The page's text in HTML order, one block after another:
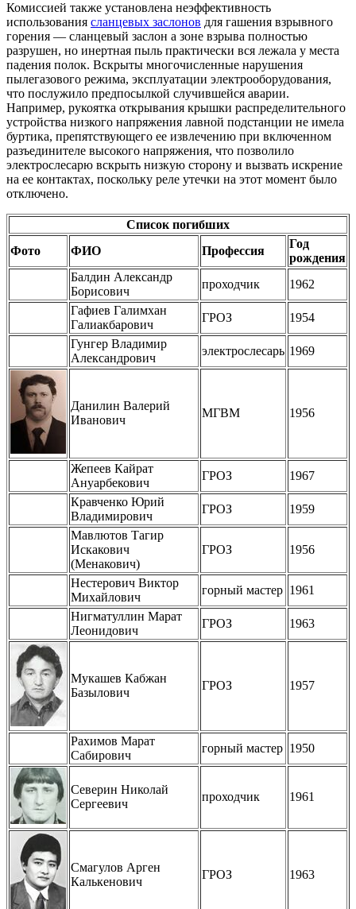
Комиссией также установлена неэффективность
использования сланцевых заслонов для гашения взрывного
горения — сланцевый заслон а зоне взрыва полностью
разрушен, но инертная пыль практически вся лежала у места
падения полок. Вскрыты многочисленные нарушения
пылегазового режима, эксплуатации электрооборудования,
что послужило предпосылкой случившейся аварии.
Например, рукоятка открывания крышки распределительного
устройства низкого напряжения лавной подстанции не имела
буртика, препятствующего ее извлечению при включенном
разъединителе высокого напряжения, что позволило
электрослесарю вскрыть низкую сторону и вызвать искрение
на ее контактах, поскольку реле утечки на этот момент было
отключено.
Список погибших
Фото
ФИО Профессия
Год
рождения
Балдин Александр
Борисович
проходчик
1962
Гафиев Галимхан
Галиакбарович
ГРОЗ
1954
Гунгер Владимир
Александрович
электрослесарь 1969
Данилин Валерий
Иванович
МГВМ 1956
Жепеев Кайрат
Ануарбекович
ГРОЗ
1967
Кравченко Юрий
Владимирович
ГРОЗ
1959
Мавлютов Тагир
Искакович
(Менакович)
ГРОЗ 1956
Нестерович Виктор
Михайлович
горный мастер 1961
Нигматуллин Марат
Леонидович
ГРОЗ 1963
Мукашев Кабжан
Базылович
ГРОЗ 1957
Рахимов Марат
Сабирович
горный мастер 1950
Северин Николай
Сергеевич
проходчик 1961
Смагулов Арген
Калькенович
ГРОЗ 1963